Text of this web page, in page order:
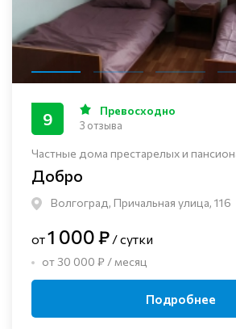
Частные дома престарелых и
Добро
Волгоград, Причальная улица, 116
9 Превосходно
3 отзыва
от1 000 ₽ / сутки
от 30 000 ₽ / месяц
Подробнее